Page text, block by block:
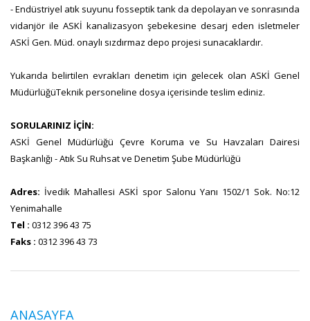
- Endüstriyel atık suyunu fosseptik tank da depolayan ve sonrasında
vidanjör ile ASKİ kanalizasyon şebekesine desarj eden isletmeler
ASKİ Gen. Müd. onaylı sızdırmaz depo projesi sunacaklardır.
Yukarıda belirtilen evrakları denetim için gelecek olan ASKİ Genel
MüdürlüğüTeknik personeline dosya içerisinde teslim ediniz.
SORULARINIZ İÇİN:
ASKİ Genel Müdürlüğü Çevre Koruma ve Su Havzaları Dairesi
Başkanlığı - Atık Su Ruhsat ve Denetim Şube Müdürlüğü
Adres: İvedik Mahallesi ASKİ spor Salonu Yanı 1502/1 Sok. No:12
Yenimahalle
Tel : 0312 396 43 75
Faks : 0312 396 43 73
ANASAYFA